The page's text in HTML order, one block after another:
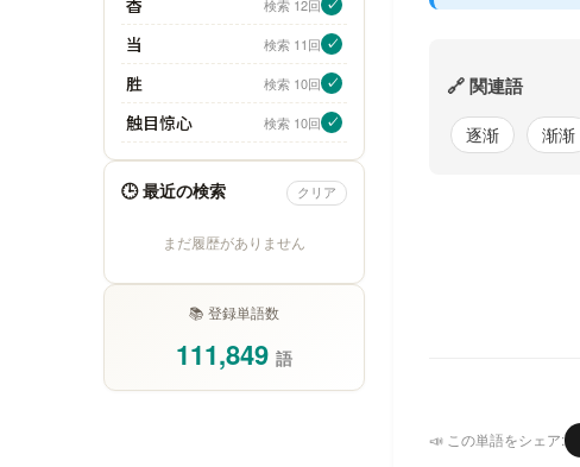
香 検索 12回 ✓
当 検索 11回 ✓
胜 検索 10回 ✓
触目惊心 検索 10回 ✓
🕒 最近の検索 クリア
まだ履歴がありません
📚 登録単語数
111,849 語
🔗 関連語
逐渐 渐渐
📣 この単語をシェア: